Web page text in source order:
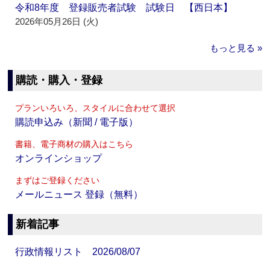
令和8年度 登録販売者試験 試験日 【西日本】
2026年05月26日 (火)
もっと見る »
購読・購入・登録
プランいろいろ、スタイルに合わせて選択
購読申込み（新聞 / 電子版）
書籍、電子商材の購入はこちら
オンラインショップ
まずはご登録ください
メールニュース 登録（無料）
新着記事
行政情報リスト 2026/08/07